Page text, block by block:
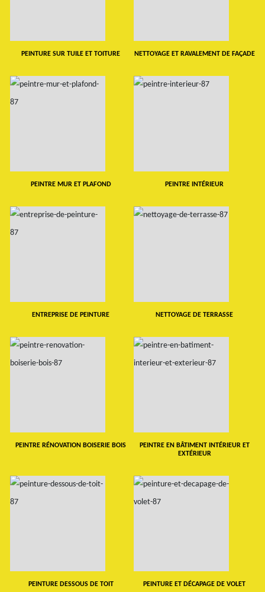
PEINTURE SUR TUILE ET TOITURE NETTOYAGE ET RAVALEMENT DE FAÇADE
PEINTRE MUR ET PLAFOND PEINTRE INTÉRIEUR
ENTREPRISE DE PEINTURE NETTOYAGE DE TERRASSE
PEINTRE RÉNOVATION BOISERIE BOIS
PEINTRE EN BÂTIMENT INTÉRIEUR ET
EXTÉRIEUR
PEINTURE DESSOUS DE TOIT PEINTURE ET DÉCAPAGE DE VOLET